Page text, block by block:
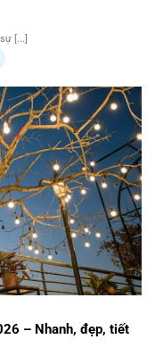
[...]
– Nhanh, đẹp, tiết